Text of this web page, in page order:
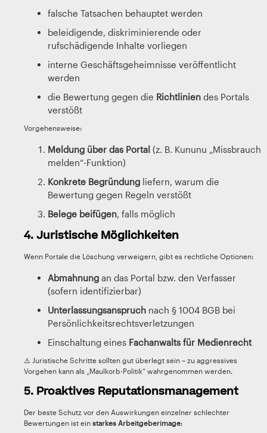
falsche Tatsachen behauptet werden
beleidigende, diskriminierende oder
rufschädigende Inhalte vorliegen
interne Geschäftsgeheimnisse veröffentlicht
werden
die Bewertung gegen die Richtlinien des Portals
verstößt
Vorgehensweise:
Meldung über das Portal (z. B. Kununu „Missbrauch
melden“-Funktion)
Konkrete Begründung liefern, warum die
Bewertung gegen Regeln verstößt
Belege beifügen, falls möglich
4. Juristische Möglichkeiten
Wenn Portale die Löschung verweigern, gibt es rechtliche Optionen:
Abmahnung an das Portal bzw. den Verfasser
(sofern identifizierbar)
Unterlassungsanspruch nach § 1004 BGB bei
Persönlichkeitsrechtsverletzungen
Einschaltung eines Fachanwalts für Medienrecht
⚠️ Juristische Schritte sollten gut überlegt sein – zu aggressives
Vorgehen kann als „Maulkorb-Politik“ wahrgenommen werden.
5. Proaktives Reputationsmanagement
Der beste Schutz vor den Auswirkungen einzelner schlechter
Bewertungen ist ein starkes Arbeitgeberimage: